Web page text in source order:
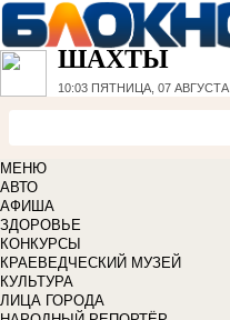
ШАХТЫ
10:03 ПЯТНИЦА, 07 АВГУСТА
МЕНЮ
АВТО
АФИША
ЗДОРОВЬЕ
КОНКУРСЫ
КРАЕВЕДЧЕСКИЙ МУЗЕЙ
КУЛЬТУРА
ЛИЦА ГОРОДА